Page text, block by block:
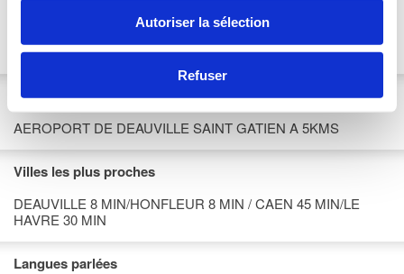
Autoriser la sélection
Refuser
l'Hôtel
Accès en avion
AEROPORT DE DEAUVILLE SAINT GATIEN A 5KMS
Villes les plus proches
DEAUVILLE 8 MIN/HONFLEUR 8 MIN / CAEN 45 MIN/LE
HAVRE 30 MIN
Langues parlées